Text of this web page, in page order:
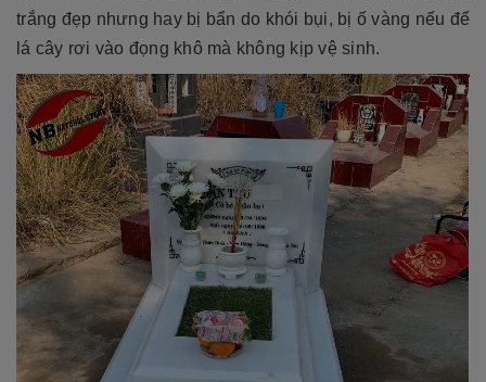
trắng đẹp nhưng hay bị bẩn do khói bụi, bị ố vàng nếu để
lá cây rơi vào đọng khô mà không kịp vệ sinh.